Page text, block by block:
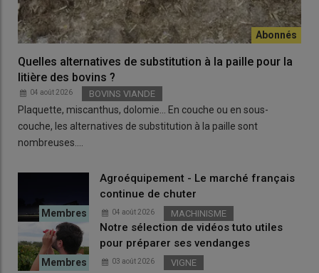
Quelles alternatives de substitution à la paille pour la
litière des bovins ?
04 août 2026 BOVINS VIANDE
Plaquette, miscanthus, dolomie… En couche ou en sous-
couche, les alternatives de substitution à la paille sont
nombreuses.…
Agroéquipement - Le marché français
continue de chuter
04 août 2026 MACHINISME
Notre sélection de vidéos tuto utiles
pour préparer ses vendanges
03 août 2026 VIGNE